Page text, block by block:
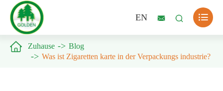
EN   
 Zuhause
Blog
Was ist Zigaretten karte in der Verpackungs industrie?